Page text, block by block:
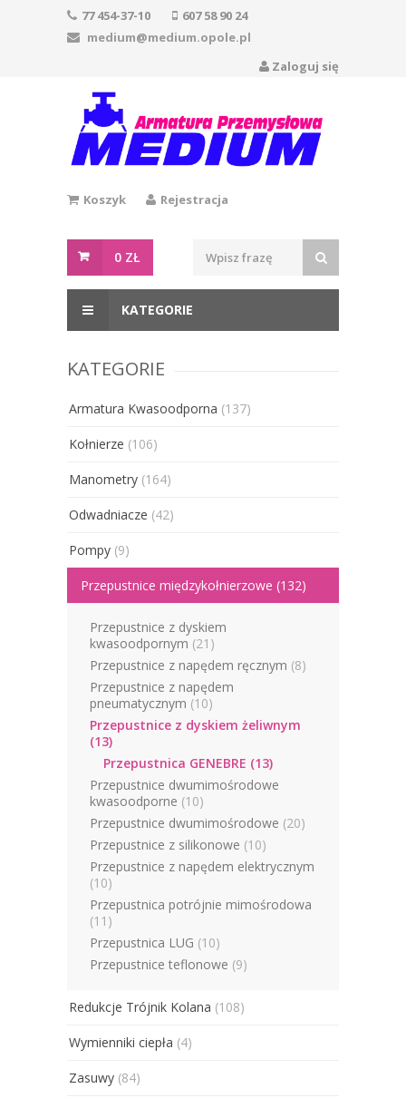
77 454-37-10
607 58 90 24
medium@medium.opole.pl
Zaloguj się
Koszyk Rejestracja
0 ZŁ
KATEGORIE
KATEGORIE
Armatura Kwasoodporna (137)
Kołnierze (106)
Manometry (164)
Odwadniacze (42)
Pompy (9)
Przepustnice międzykołnierzowe (132)
Przepustnice z dyskiem
kwasoodpornym (21)
Przepustnice z napędem ręcznym (8)
Przepustnice z napędem
pneumatycznym (10)
Przepustnice z dyskiem żeliwnym
(13)
Przepustnica GENEBRE (13)
Przepustnice dwumimośrodowe
kwasoodporne (10)
Przepustnice dwumimośrodowe (20)
Przepustnice z silikonowe (10)
Przepustnice z napędem elektrycznym
(10)
Przepustnica potrójnie mimośrodowa
(11)
Przepustnica LUG (10)
Przepustnice teflonowe (9)
Redukcje Trójnik Kolana (108)
Wymienniki ciepła (4)
Zasuwy (84)